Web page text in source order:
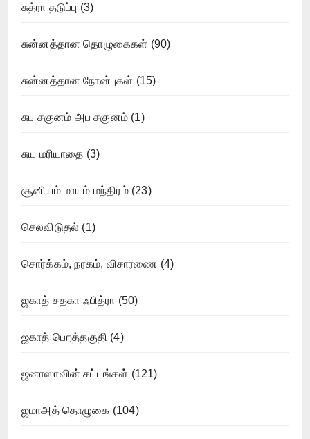
சுத்ரா தடுப்பு (3)
சுன்னத்தான தொழுகைகள் (90)
சுன்னத்தான நோன்புகள் (15)
சுப சகுனம் அப சகுனம் (1)
சுய மரியாதை (3)
சூனியம் மாயம் மந்திரம்(23)
செலவிடுதல் (1)
சொர்க்கம், நரகம், விசாரணை (4)
ஜகாத் சதகா ஃபித்ரா (50)
ஜகாத் பெறத்தகுதி (4)
ஜனாஸாவின் சட்டங்கள் (121)
ஜமாஅத் தொழுகை (104)